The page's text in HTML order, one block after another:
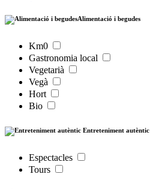
Alimentació i begudes
Km0
Gastronomia local
Vegetarià
Vegà
Hort
Bio
Entreteniment autèntic
Espectacles
Tours